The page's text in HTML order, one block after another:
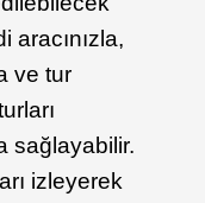
aracınızla,
ve tur
sağlayabilir.
izleyerek